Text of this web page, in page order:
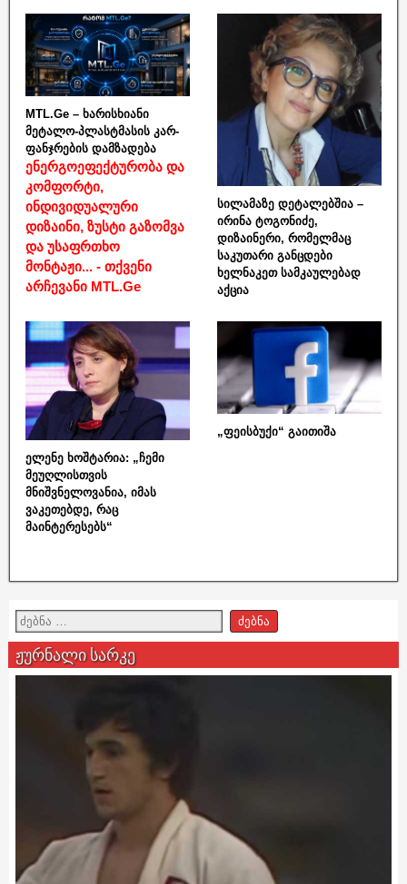
MTL.Ge – ხარისხიანი
მეტალო-პლასტმასის კარ-
ფანჯრების დამზადება
ენერგოეფექტურობა და
კომფორტი,
ინდივიდუალური
დიზაინი, ზუსტი გაზომვა
და უსაფრთხო
მონტაჟი... - თქვენი
არჩევანი MTL.Ge
სილამაზე დეტალებშია –
ირინა ტოგონიძე,
დიზაინერი, რომელმაც
საკუთარი განცდები
ხელნაკეთ სამკაულებად
აქცია
ელენე ხოშტარია: „ჩემი
მეუღლისთვის
მნიშვნელოვანია, იმას
ვაკეთებდე, რაც
მაინტერესებს“
„ფეისბუქი“ გაითიშა
ჟურნალი სარკე